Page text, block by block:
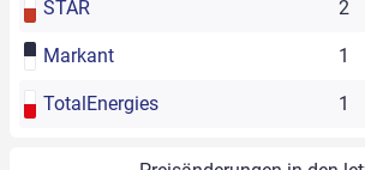
STAR 2
Markant 1
TotalEnergies 1